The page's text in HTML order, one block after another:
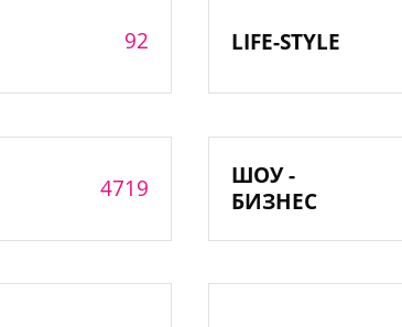
92 LIFE-STYLE
4719
ШОУ -
БИЗНЕС